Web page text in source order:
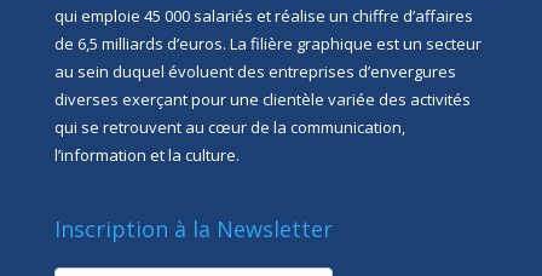
qui emploie 45 000 salariés et réalise un chiffre d’affaires
de 6,5 milliards d’euros. La filière graphique est un secteur
au sein duquel évoluent des entreprises d’envergures
diverses exerçant pour une clientèle variée des activités
qui se retrouvent au cœur de la communication,
l’information et la culture.
Inscription à la Newsletter
newsletter